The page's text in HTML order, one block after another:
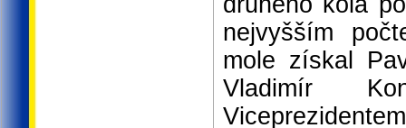
nejvyšším
mole získal
Vladimír